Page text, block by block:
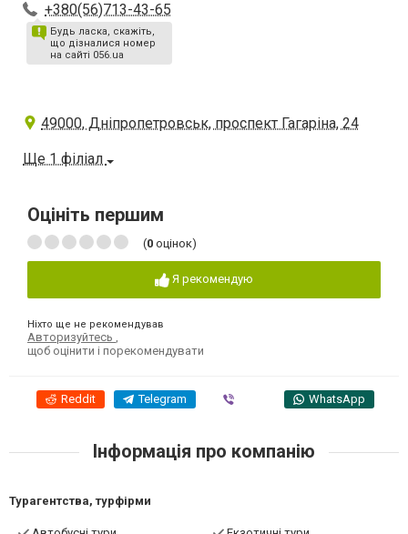
+380(56)713-43-65
Будь ласка, скажіть,
що дізналися номер
на сайті 056.ua
49000, Дніпропетровськ, проспект Гагаріна, 24
Ще 1 філіал
Оцініть першим
(0 оцінок)
Я рекомендую
Ніхто ще не рекомендував
Авторизуйтесь
щоб оцінити і порекомендувати
Reddit Telegram WhatsApp
Інформація про компанію
Турагентства, турфірми